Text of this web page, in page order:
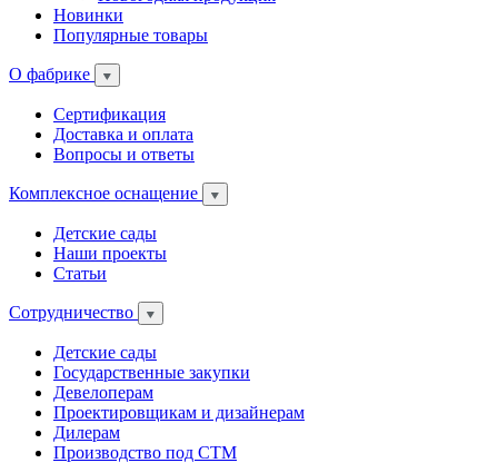
Новинки
Популярные товары
О фабрике
Сертификация
Доставка и оплата
Вопросы и ответы
Комплексное оснащение
Детские сады
Наши проекты
Статьи
Сотрудничество
Детские сады
Государственные закупки
Девелоперам
Проектировщикам и дизайнерам
Дилерам
Производство под СТМ